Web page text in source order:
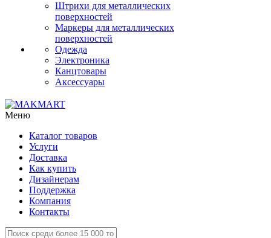
Штрихи для металлических
поверхностей
Маркеры для металлических
поверхностей
Одежда
Электроника
Канцтовары
Аксессуары
Меню
Каталог товаров
Услуги
Доставка
Как купить
Дизайнерам
Поддержка
Компания
Контакты